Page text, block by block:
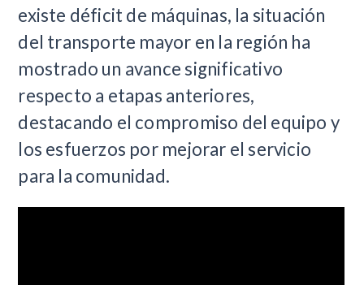
existe déficit de máquinas, la situación
del transporte mayor en la región ha
mostrado un avance significativo
respecto a etapas anteriores,
destacando el compromiso del equipo y
los esfuerzos por mejorar el servicio
para la comunidad.